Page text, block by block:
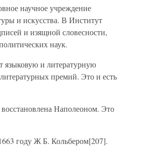
научное учреждение
и искусства. В Институт
и изящной словесности,
наук.
языковую и литературную
премий. Это и есть
Наполеоном. Это
году Ж Б. Кольбером[207].